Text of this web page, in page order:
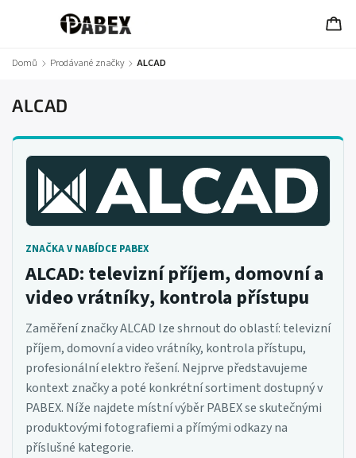
Domů / Prodávané značky / ALCAD
ALCAD
ZNAČKA V NABÍDCE PABEX
ALCAD: televizní příjem, domovní a
video vrátníky, kontrola přístupu
Zaměření značky ALCAD lze shrnout do oblastí: televizní
příjem, domovní a video vrátníky, kontrola přístupu,
profesionální elektro řešení. Nejprve představujeme
kontext značky a poté konkrétní sortiment dostupný v
PABEX. Níže najdete místní výběr PABEX se skutečnými
produktovými fotografiemi a přímými odkazy na
příslušné kategorie.